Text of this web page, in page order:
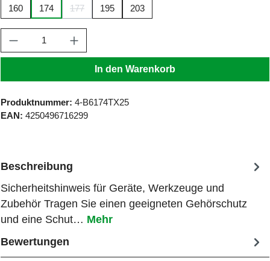
160 174 177 195 203
Produkt Anzahl: Gib den gewünschten Wert
In den Warenkorb
Produktnummer: 4-B6174TX25
EAN: 4250496716299
Beschreibung
Sicherheitshinweis für Geräte, Werkzeuge und
Zubehör Tragen Sie einen geeigneten Gehörschutz
und eine Schut… Mehr
Bewertungen